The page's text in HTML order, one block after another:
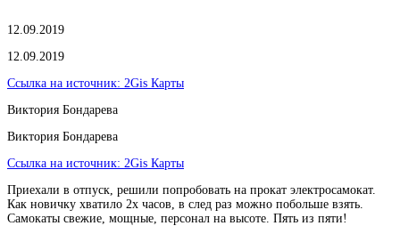
12.09.2019
12.09.2019
Ссылка на источник: 2Gis Карты
Виктория Бондарева
Виктория Бондарева
Ссылка на источник: 2Gis Карты
Приехали в отпуск, решили попробовать на прокат электросамокат.
Как новичку хватило 2х часов, в след раз можно побольше взять.
Самокаты свежие, мощные, персонал на высоте. Пять из пяти!